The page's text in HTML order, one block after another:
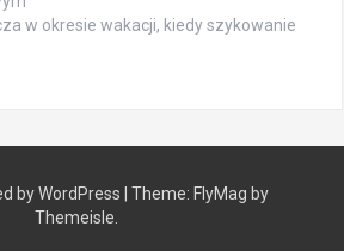
w okresie wakacji, kiedy szykowanie
by WordPress Theme: FlyMag by
Themeisle.